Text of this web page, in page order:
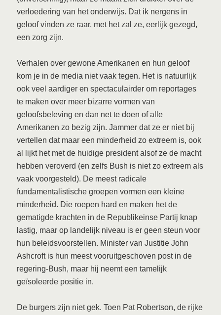
verloedering van het onderwijs. Dat ik nergens in
geloof vinden ze raar, met het zal ze, eerlijk gezegd,
een zorg zijn.
Verhalen over gewone Amerikanen en hun geloof
kom je in de media niet vaak tegen. Het is natuurlijk
ook veel aardiger en spectaculairder om reportages
te maken over meer bizarre vormen van
geloofsbeleving en dan net te doen of alle
Amerikanen zo bezig zijn. Jammer dat ze er niet bij
vertellen dat maar een minderheid zo extreem is, ook
al lijkt het met de huidige president alsof ze de macht
hebben veroverd (en zelfs Bush is niet zo extreem als
vaak voorgesteld). De meest radicale
fundamentalistische groepen vormen een kleine
minderheid. Die roepen hard en maken het de
gematigde krachten in de Republikeinse Partij knap
lastig, maar op landelijk niveau is er geen steun voor
hun beleidsvoorstellen. Minister van Justitie John
Ashcroft is hun meest vooruitgeschoven post in de
regering-Bush, maar hij neemt een tamelijk
geïsoleerde positie in.
De burgers zijn niet gek. Toen Pat Robertson, de rijke